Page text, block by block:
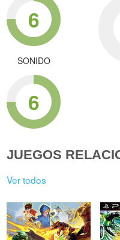
6
SONIDO
6
JUEGOS
Ver todos